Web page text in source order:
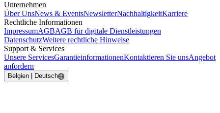
Unternehmen
Über UnsNews & EventsNewsletterNachhaltigkeitKarriere
Rechtliche Informationen
ImpressumAGBAGB für digitale Dienstleistungen
DatenschutzWeitere rechtliche Hinweise
Support & Services
Unsere ServicesGarantieinformationenKontaktieren Sie unsAngebot
anfordern
Belgien | Deutsch